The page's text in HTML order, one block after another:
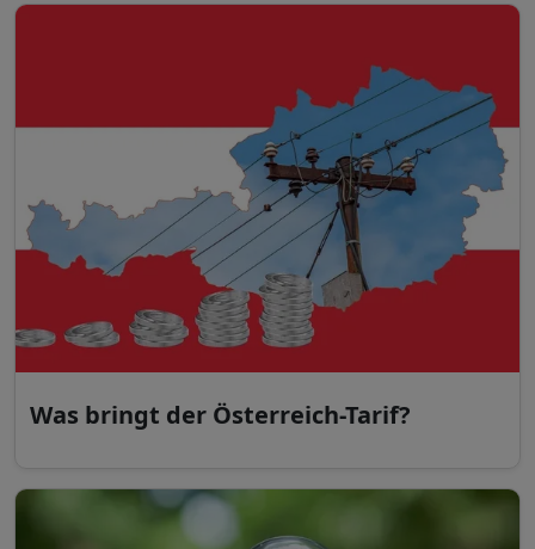
Was bringt der Österreich-Tarif?